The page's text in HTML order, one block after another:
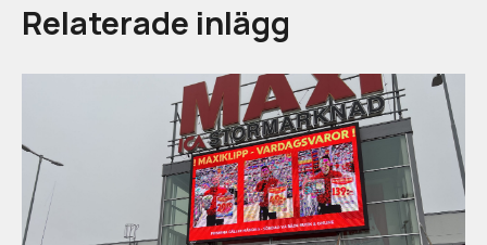
Relaterade inlägg